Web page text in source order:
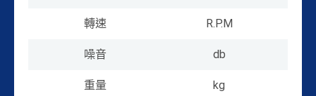
轉速 R.P.M
噪音 db
重量 kg